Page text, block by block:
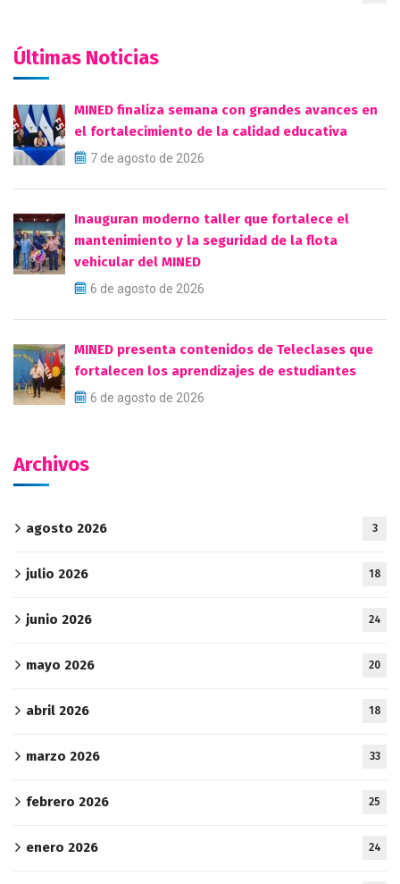
Últimas Noticias
MINED finaliza semana con grandes avances en
el fortalecimiento de la calidad educativa
7 de agosto de 2026
Inauguran moderno taller que fortalece el
mantenimiento y la seguridad de la flota
vehicular del MINED
6 de agosto de 2026
MINED presenta contenidos de Teleclases que
fortalecen los aprendizajes de estudiantes
6 de agosto de 2026
Archivos
agosto 2026 3
julio 2026 18
junio 2026 24
mayo 2026 20
abril 2026 18
marzo 2026 33
febrero 2026 25
enero 2026 24